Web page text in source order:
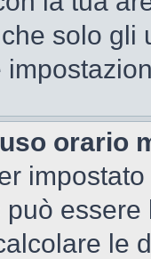
solo
orario
essere
le